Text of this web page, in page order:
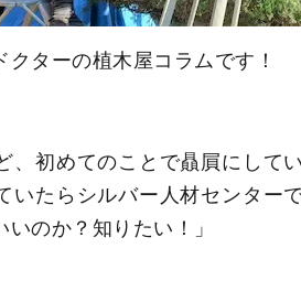
ターの植木屋コラムです！
、初めてのことで贔屓にし
いたらシルバー人材センター
のか？知りたい！」